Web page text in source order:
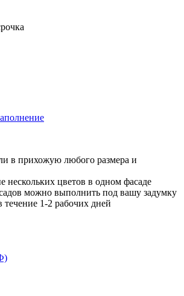
в прихожую любого размера и
нескольких цветов в одном фасаде
можно выполнить под вашу задумку
течение 1-2 рабочих дней